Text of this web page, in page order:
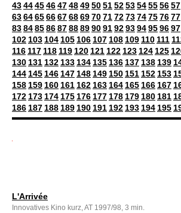
434445464748495051525354555657
636465666768697071727374757677
838485868788899091929394959697
102 103 104 105 106 107 108 109 110 111
116 117 118 119 120 121 122 123 124 125
130 131 132 133 134 135 136 137 138 139
144 145 146 147 148 149 150 151 152 153
158 159 160 161 162 163 164 165 166 167
172 173 174 175 176 177 178 179 180 181
186 187 188 189 190 191 192 193 194 195
L'Arrivée
Innovatives Kino kurz, AT 1997/98, 3 min.